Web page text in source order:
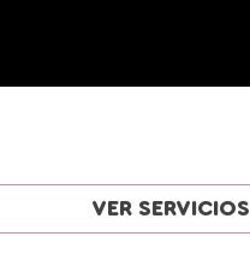
VER SERVICIOS